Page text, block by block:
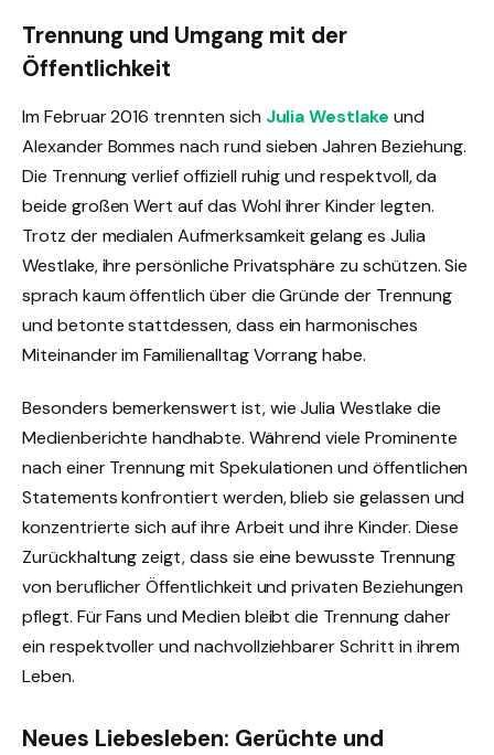
Trennung und Umgang mit der
Öffentlichkeit
Im Februar 2016 trennten sich Julia Westlake und
Alexander Bommes nach rund sieben Jahren Beziehung.
Die Trennung verlief offiziell ruhig und respektvoll, da
beide großen Wert auf das Wohl ihrer Kinder legten.
Trotz der medialen Aufmerksamkeit gelang es Julia
Westlake, ihre persönliche Privatsphäre zu schützen. Sie
sprach kaum öffentlich über die Gründe der Trennung
und betonte stattdessen, dass ein harmonisches
Miteinander im Familienalltag Vorrang habe.
Besonders bemerkenswert ist, wie Julia Westlake die
Medienberichte handhabte. Während viele Prominente
nach einer Trennung mit Spekulationen und öffentlichen
Statements konfrontiert werden, blieb sie gelassen und
konzentrierte sich auf ihre Arbeit und ihre Kinder. Diese
Zurückhaltung zeigt, dass sie eine bewusste Trennung
von beruflicher Öffentlichkeit und privaten Beziehungen
pflegt. Für Fans und Medien bleibt die Trennung daher
ein respektvoller und nachvollziehbarer Schritt in ihrem
Leben.
Neues Liebesleben: Gerüchte und